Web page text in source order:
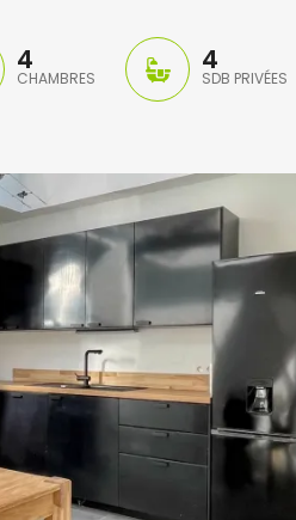
4
CHAMBRES
4
SDB PRIVÉES